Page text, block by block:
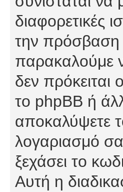
διαφορετικές
την πρόσβαση
παρακαλούμε
δεν
το phpBB ή
αποκαλύψετε
λογαριασμό
ξεχάσει το
Αυτή η